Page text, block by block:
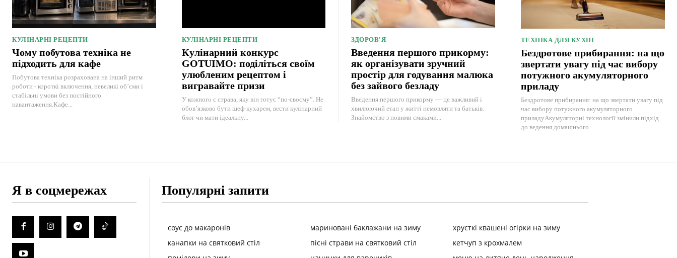
КУЛІНАРНІ РЕЦЕПТИ
Чому побутова техніка не
підходить для кафе
Побутова техніка розрахована на інший ритм
роботи - короткі включення, невеликі об’єми і
стабільні умови без постійного
навантаження.Кафе...
КУЛІНАРНІ РЕЦЕПТИ
Кулінарний конкурс
GOTUIMO: поділіться своїм
улюбленим рецептом і
вигравайте призи
У кожного є страва, яку він готує “по-своєму”. Не
обов’язково бути шеф-кухарем, вести кулінарний
блог чи мати ідеальну...
ЗДОРОВ'Я
Введення першого прикорму:
як організувати зручний
простір для годування малюка
без зайвого безладу
Введення першого прикорму — це важливий і
хвилюючий етап у житті немовляти та батьків.
Знайомство з новими смаками...
ТЕХНІКА ДЛЯ КУХНІ
Бездротове прибирання: на що
звертати увагу під час вибору
потужного акумуляторного
приладу
Бездротове прибирання: на що звертати увагу під
час вибору потужного акумуляторного
приладуАкумуляторні технології змінили підхід
до ведення домашнього...
Я в соцмережах Популярні запити
соус до макаронів
канапки на святковий стіл
мариновані баклажани на зиму
пісні страви на святковий стіл
хрусткі квашені огірки на зиму
кетчуп з крохмалем